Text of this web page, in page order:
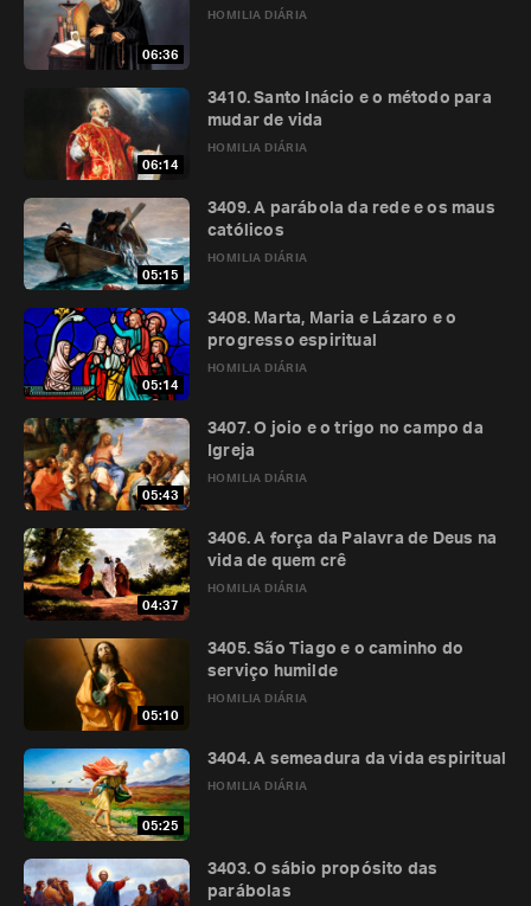
06:36
HOMILIA DIÁRIA
06:14
HOMILIA DIÁRIA
3410. Santo Inácio e o método para
mudar de vida
05:15
HOMILIA DIÁRIA
3409. A parábola da rede e os maus
católicos
05:14
HOMILIA DIÁRIA
3408. Marta, Maria e Lázaro e o
progresso espiritual
05:43
HOMILIA DIÁRIA
3407. O joio e o trigo no campo da
Igreja
04:37
HOMILIA DIÁRIA
3406. A força da Palavra de Deus na
vida de quem crê
05:10
HOMILIA DIÁRIA
3405. São Tiago e o caminho do
serviço humilde
05:25
HOMILIA DIÁRIA
3404. A semeadura da vida espiritual
3403. O sábio propósito das
parábolas